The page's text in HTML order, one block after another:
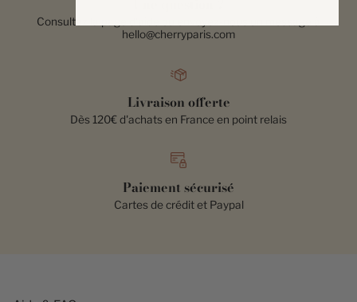
Consultez la page d'aide ou envoyez-nous un message à
hello@cherryparis.com
Livraison offerte
Dès 120€ d'achats en France en point relais
Paiement sécurisé
Cartes de crédit et Paypal